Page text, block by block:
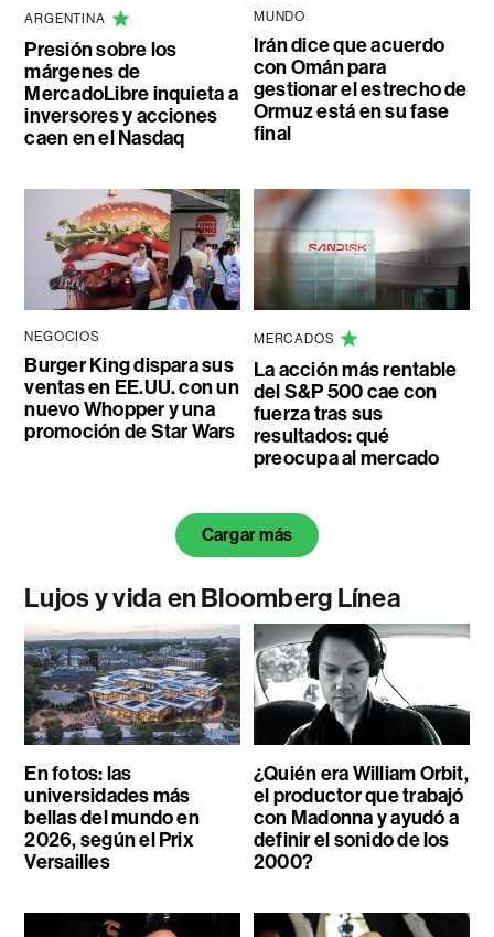
ARGENTINA
Presión sobre los
márgenes de
MercadoLibre inquieta a
inversores y acciones
caen en el Nasdaq
MUNDO
Irán dice que acuerdo
con Omán para
gestionar el estrecho de
Ormuz está en su fase
final
NEGOCIOS
Burger King dispara sus
ventas en EE.UU. con un
nuevo Whopper y una
promoción de Star Wars
MERCADOS
La acción más rentable
del S&P 500 cae con
fuerza tras sus
resultados: qué
preocupa al mercado
Cargar más
Lujos y vida en Bloomberg Línea
En fotos: las
universidades más
bellas del mundo en
2026, según el Prix
Versailles
¿Quién era William Orbit,
el productor que trabajó
con Madonna y ayudó a
definir el sonido de los
2000?